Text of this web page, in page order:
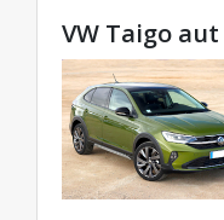
VW Taigo aut